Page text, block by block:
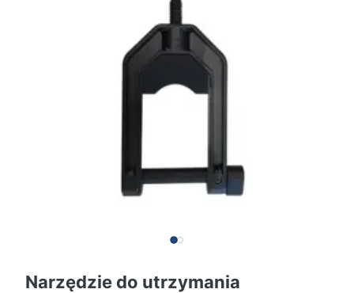
Narzędzie do utrzymania